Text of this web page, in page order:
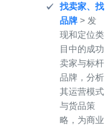
找卖家、找
品牌 > 发
现和定位类
目中的成功
卖家与标杆
品牌，分析
其运营模式
与货品策
略，为商业